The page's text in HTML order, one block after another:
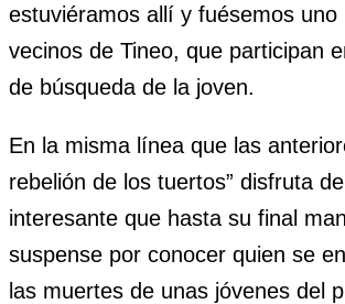
estuviéramos allí y fuésemos uno
vecinos de Tineo, que participan
de búsqueda de la joven.
En la misma línea que las
rebelión de los tuertos” disfruta
interesante que hasta su final
suspense por conocer quien se
las muertes de unas jóvenes del